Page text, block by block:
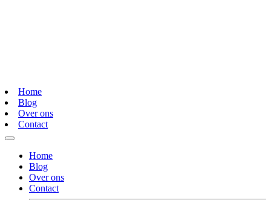
Home
Blog
Over ons
Contact
Home
Blog
Over ons
Contact